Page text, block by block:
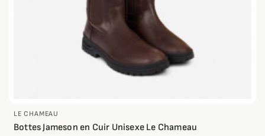
LE CHAMEAU
Bottes Jameson en Cuir Unisexe Le Chameau